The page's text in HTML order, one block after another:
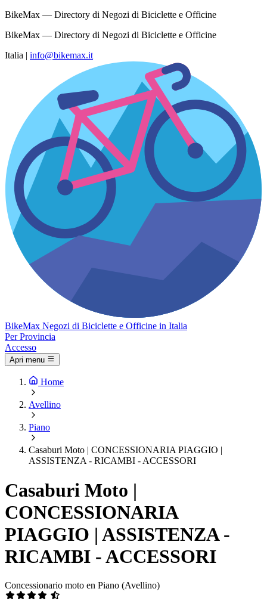
BikeMax — Directory di Negozi di Biciclette e Officine
BikeMax — Directory di Negozi di Biciclette e Officine
Italia | info@bikemax.it
BikeMax Negozi di Biciclette e Officine in Italia
Per Provincia
Accesso
Apri menu
Home
Avellino
Piano
Casaburi Moto | CONCESSIONARIA PIAGGIO |
ASSISTENZA - RICAMBI - ACCESSORI
Casaburi Moto |
CONCESSIONARIA
PIAGGIO | ASSISTENZA -
RICAMBI - ACCESSORI
Concessionario moto en Piano (Avellino)